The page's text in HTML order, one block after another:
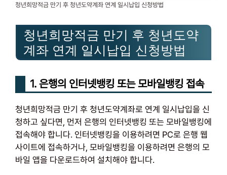
청년희망적금 만기 후 청년도약계좌 연계 일시납입 신청방법
청년희망적금 만기 후 청년도약
계좌 연계 일시납입 신청방법
1. 은행의 인터넷뱅킹 또는 모바일뱅킹 접속
청년희망적금 만기 후 청년도약계좌로 연계 일시납입을 신
청하고 싶다면, 먼저 은행의 인터넷뱅킹 또는 모바일뱅킹에
접속해야 합니다. 인터넷뱅킹을 이용하려면 PC로 은행 웹
사이트에 접속하거나, 모바일뱅킹을 이용하려면 은행의 모
바일 앱을 다운로드하여 설치해야 합니다.